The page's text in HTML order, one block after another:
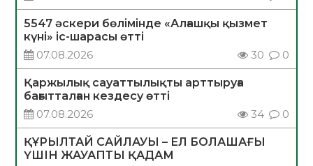
5547 әскери бөлімінде «Алғашқы қызмет
күні» іс-шарасы өтті
07.08.2026
30 0
Қаржылық сауаттылықты арттыруға
бағытталған кездесу өтті
07.08.2026
34 0
ҚҰРЫЛТАЙ САЙЛАУЫ – ЕЛ БОЛАШАҒЫ
ҮШІН ЖАУАПТЫ ҚАДАМ